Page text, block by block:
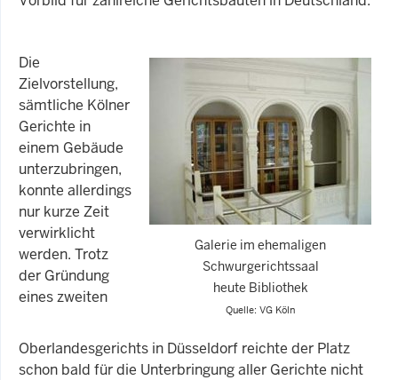
Galerie im ehemaligen
Schwurgerichtssaal
heute Bibliothek
Quelle: VG Köln
Die
Zielvorstellung,
sämtliche Kölner
Gerichte in
einem Gebäude
unterzubringen,
konnte allerdings
nur kurze Zeit
verwirklicht
werden. Trotz
der Gründung
eines zweiten
Oberlandesgerichts in Düsseldorf reichte der Platz
schon bald für die Unterbringung aller Gerichte nicht